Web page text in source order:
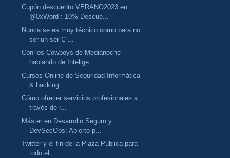
Cupón descuento VERANO2023 en
@0xWord : 10% Descue...
Nunca se es muy técnico como para no
ser un ser C-...
Con los Cowboys de Medianoche
hablando de Intelige...
Cursos Online de Seguridad Informática
& hacking ...
Cómo ofrecer servicios profesionales a
través de r...
Máster en Desarrollo Seguro y
DevSecOps: Abierto p...
Twitter y el fin de la Plaza Pública para
todo el ...